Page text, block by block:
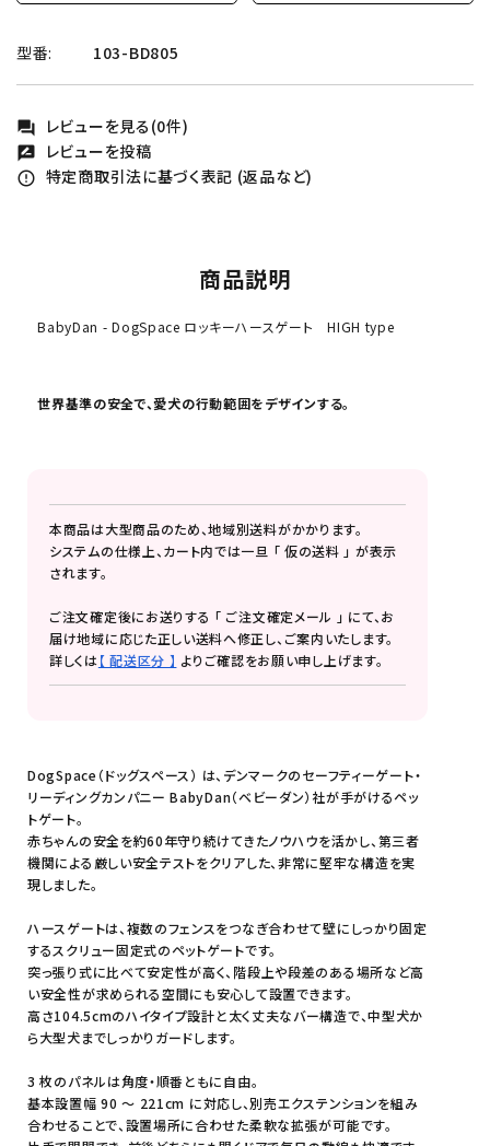
型番: 103-BD805
forum レビューを見る(0件)
rate_review レビューを投稿
error_outline 特定商取引法に基づく表記 (返品など)
商品説明
BabyDan - DogSpace ロッキーハースゲート HIGH type
世界基準の安全で、愛犬の行動範囲をデザインする。
本商品は大型商品のため、地域別送料がかかります。
システムの仕様上、カート内では一旦 「 仮の送料 」 が表示
されます。
ご注文確定後にお送りする 「 ご注文確定メール 」 にて、お
届け地域に応じた正しい送料へ修正し、ご案内いたします。
詳しくは【 配送区分 】 よりご確認をお願い申し上げます。
DogSpace（ドッグスペース） は、デンマークのセーフティーゲート・
リーディングカンパニー BabyDan（ベビーダン）社が手がけるペッ
トゲート。
赤ちゃんの安全を約60年守り続けてきたノウハウを活かし、第三者
機関による厳しい安全テストをクリアした、非常に堅牢な構造を実
現しました。
ハースゲートは、複数のフェンスをつなぎ合わせて壁にしっかり固定
するスクリュー固定式のペットゲートです。
突っ張り式に比べて安定性が高く、階段上や段差のある場所など高
い安全性が求められる空間にも安心して設置できます。
高さ104.5cmのハイタイプ設計と太く丈夫なバー構造で、中型犬か
ら大型犬までしっかりガードします。
3 枚のパネルは角度・順番ともに自由。
基本設置幅 90 〜 221cm に対応し、別売エクステンションを組み
合わせることで、設置場所に合わせた柔軟な拡張が可能です。